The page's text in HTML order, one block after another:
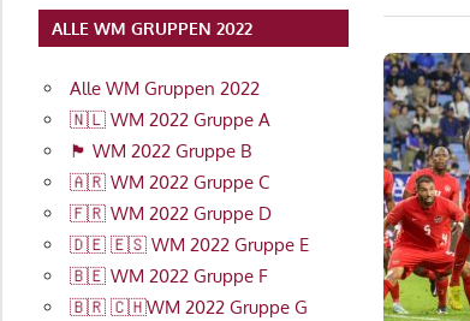
ALLE WM GRUPPEN 2022
Alle WM Gruppen 2022
🇳🇱 WM 2022 Gruppe A
🏴󠁧󠁢󠁥󠁮󠁧󠁿 WM 2022 Gruppe B
🇦🇷 WM 2022 Gruppe C
🇫🇷 WM 2022 Gruppe D
🇩🇪 🇪🇸 WM 2022 Gruppe E
🇧🇪 WM 2022 Gruppe F
🇧🇷 🇨🇭WM 2022 Gruppe G